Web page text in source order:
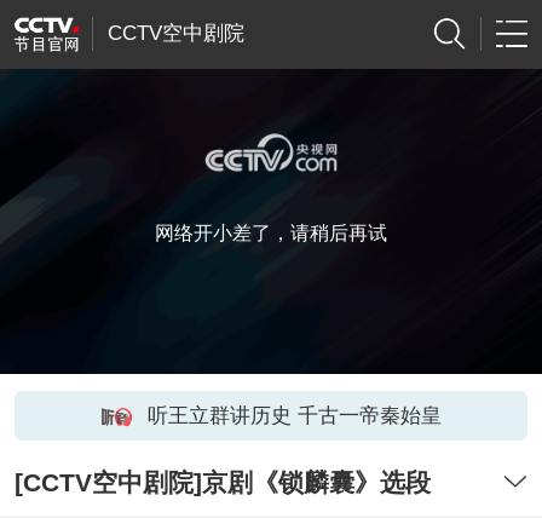
CCTV空中剧院
网络开小差了，请稍后再试
听王立群讲历史 千古一帝秦始皇
[CCTV空中剧院]京剧《锁麟囊》选段